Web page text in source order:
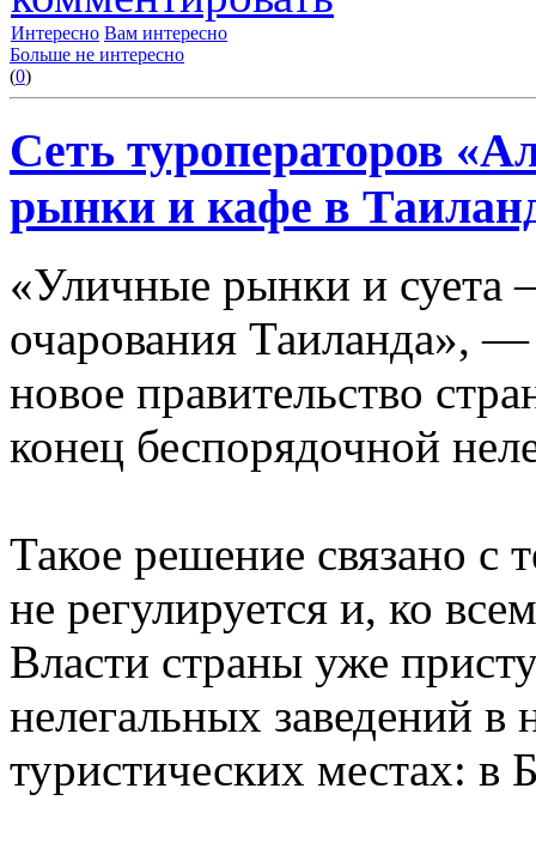
Интересно Вам интересно
Больше не интересно
(0)
Сеть туроператоров
рынки и кафе в
«Уличные рынки и суета
очарования Таиланда»,
новое правительство
конец беспорядочной
Такое решение связано с
не регулируется и, ко
Власти страны уже
нелегальных заведений
туристических местах: в